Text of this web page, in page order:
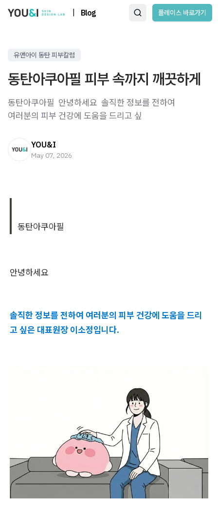
Blog 플레이스 바로가기
유앤아이 동탄 피부칼럼
동탄아쿠아필 피부 속까지 깨끗하게
동탄아쿠아필 ​ 안녕하세요 ​ 솔직한 정보를 전하여
여러분의 피부 건강에 도움을 드리고 싶
YOU&I
May 07, 2026
동탄아쿠아필
안녕하세요
솔직한 정보를 전하여 여러분의 피부 건강에 도움을 드리
고 싶은 대표원장 이소정입니다.